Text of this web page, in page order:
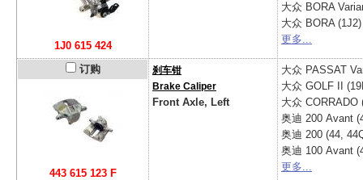
1J0 615 424
大众 BORA
大众 BORA (1J2)
更多...
订购
443 615 123 F
刹车钳
Brake Caliper
Front Axle, Left
大众 PASSAT
大众 GOLF II
大众 CORRADO
奥迪 200 Avant
奥迪 200 (44,
奥迪 100 Avant
更多...